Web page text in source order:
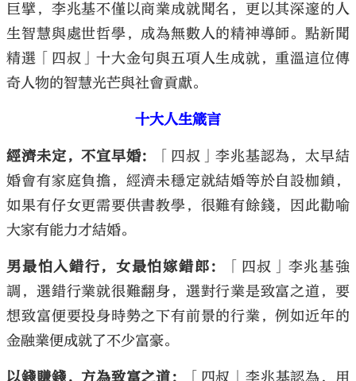
巨擘，李兆基不僅以商業成就聞名，更以其深邃的人
生智慧與處世哲學，成為無數人的精神導師。點新聞
精選「四叔」十大金句與五項人生成就，重溫這位傳
奇人物的智慧光芒與社會貢獻。
十大人生箴言
經濟未定，不宜早婚：
「四叔」李兆基認為，太早結
婚會有家庭負擔，經濟未穩定就結婚等於自設枷鎖，
如果有仔女更需要供書教學，很難有餘錢，因此勸喻
大家有能力才結婚。
男最怕入錯行，女最怕嫁錯郎：
「四叔」李兆基強
調，選錯行業就很難翻身，選對行業是致富之道，要
想致富便要投身時勢之下有前景的行業，例如近年的
金融業便成就了不少富豪。